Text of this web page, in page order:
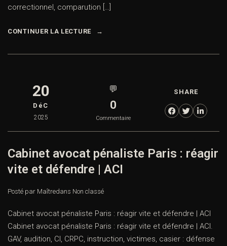
correctionnel, comparution […]
CONTINUER LA LECTURE
20
DéC
2025
💬
0
Commentaire
SHARE
Cabinet avocat pénaliste Paris : réagir
vite et défendre | ACI
Posté par Maîtredans Non classé
Cabinet avocat pénaliste Paris : réagir vite et défendre | ACI
Cabinet avocat pénaliste Paris : réagir vite et défendre | ACI.
GAV, audition, CI, CRPC, instruction, victimes, casier : défense